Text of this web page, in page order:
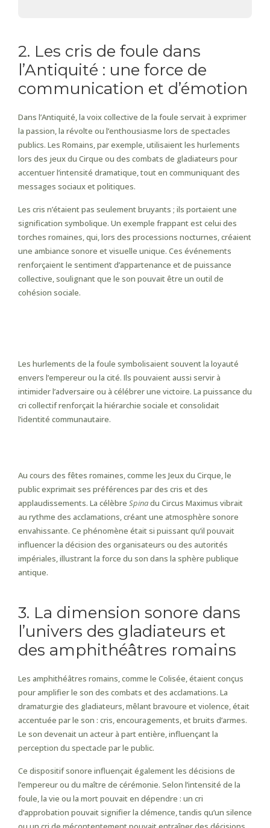
2. Les cris de foule dans
l’Antiquité : une force de
communication et d’émotion
Dans l’Antiquité, la voix collective de la foule servait à exprimer
la passion, la révolte ou l’enthousiasme lors de spectacles
publics. Les Romains, par exemple, utilisaient les hurlements
lors des jeux du Cirque ou des combats de gladiateurs pour
accentuer l’intensité dramatique, tout en communiquant des
messages sociaux et politiques.
Les cris n’étaient pas seulement bruyants ; ils portaient une
signification symbolique. Un exemple frappant est celui des
torches romaines, qui, lors des processions nocturnes, créaient
une ambiance sonore et visuelle unique. Ces événements
renforçaient le sentiment d’appartenance et de puissance
collective, soulignant que le son pouvait être un outil de
cohésion sociale.
Les hurlements de la foule symbolisaient souvent la loyauté
envers l’empereur ou la cité. Ils pouvaient aussi servir à
intimider l’adversaire ou à célébrer une victoire. La puissance du
cri collectif renforçait la hiérarchie sociale et consolidait
l’identité communautaire.
Au cours des fêtes romaines, comme les Jeux du Cirque, le
public exprimait ses préférences par des cris et des
applaudissements. La célèbre Spinadu Circus Maximus vibrait
au rythme des acclamations, créant une atmosphère sonore
envahissante. Ce phénomène était si puissant qu’il pouvait
influencer la décision des organisateurs ou des autorités
impériales, illustrant la force du son dans la sphère publique
antique.
3. La dimension sonore dans
l’univers des gladiateurs et
des amphithéâtres romains
Les amphithéâtres romains, comme le Colisée, étaient conçus
pour amplifier le son des combats et des acclamations. La
dramaturgie des gladiateurs, mêlant bravoure et violence, était
accentuée par le son : cris, encouragements, et bruits d’armes.
Le son devenait un acteur à part entière, influençant la
perception du spectacle par le public.
Ce dispositif sonore influençait également les décisions de
l’empereur ou du maître de cérémonie. Selon l’intensité de la
foule, la vie ou la mort pouvait en dépendre : un cri
d’approbation pouvait signifier la clémence, tandis qu’un silence